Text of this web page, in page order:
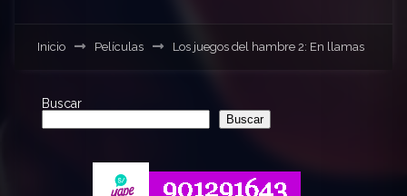
Inicio Películas Los juegos del hambre 2: En llamas
Buscar
Buscar